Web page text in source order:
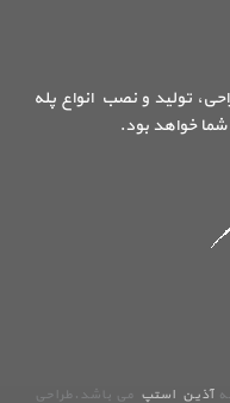
تولید و نصب انواع پله
خواهد بود.
آذین استپ می باشد.طراحی